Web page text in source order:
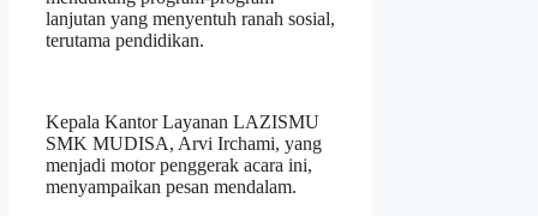
lanjutan yang menyentuh ranah sosial,
terutama pendidikan.
Kepala Kantor Layanan LAZISMU
SMK MUDISA, Arvi Irchami, yang
menjadi motor penggerak acara ini,
menyampaikan pesan mendalam.